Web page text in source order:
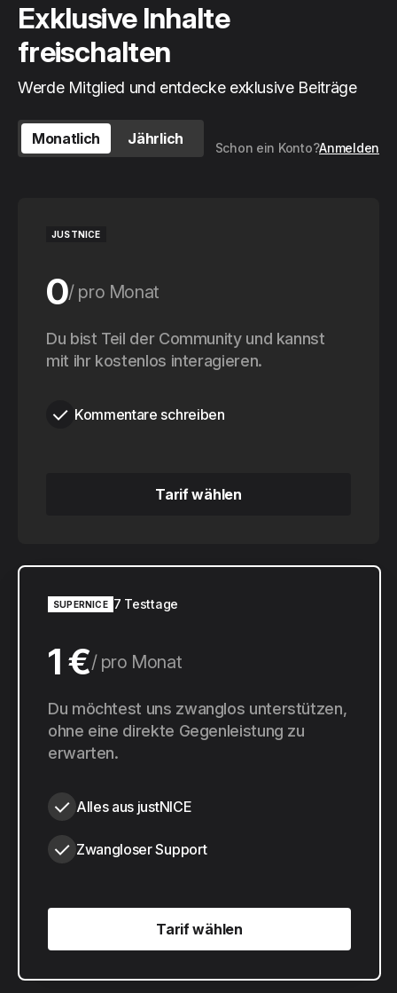
Exklusive Inhalte
freischalten
Werde Mitglied und entdecke exklusive Beiträge
Monatlich Jährlich
Schon ein Konto?Anmelden
JUSTNICE
0 pro Monat
0 pro Jahr
Du bist Teil der Community und kannst
mit ihr kostenlos interagieren.
Kommentare schreiben
Tarif wählen
SUPERNICE 7 Testtage
1 € pro Monat
10 € pro Jahr
Du möchtest uns zwanglos unterstützen,
ohne eine direkte Gegenleistung zu
erwarten.
Alles aus justNICE
Zwangloser Support
Tarif wählen
Tarif wählen